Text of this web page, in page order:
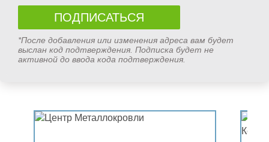
*После добавления или изменения адреса вам будет
выслан код подтверждения. Подписка будет не
активной до ввода кода подтверждения.